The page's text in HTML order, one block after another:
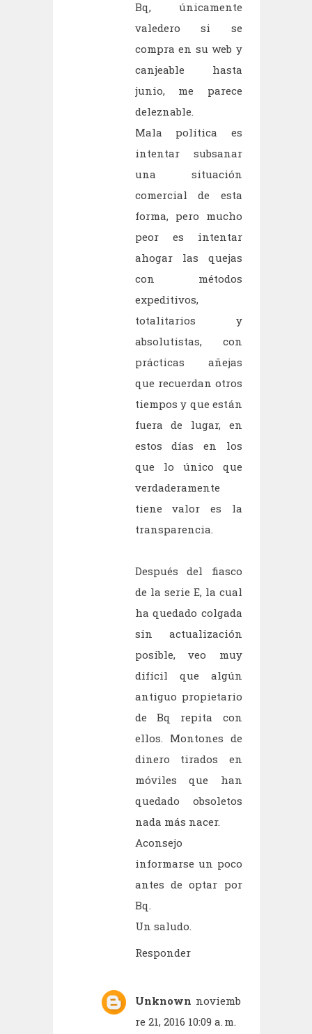
Bq, únicamente
valedero si se
compra en su web y
canjeable hasta
junio, me parece
deleznable.
Mala política es
intentar subsanar
una situación
comercial de esta
forma, pero mucho
peor es intentar
ahogar las quejas
con métodos
expeditivos,
totalitarios y
absolutistas, con
prácticas añejas
que recuerdan otros
tiempos y que están
fuera de lugar, en
estos días en los
que lo único que
verdaderamente
tiene valor es la
transparencia.
Después del fiasco
de la serie E, la cual
ha quedado colgada
sin actualización
posible, veo muy
difícil que algún
antiguo propietario
de Bq repita con
ellos. Montones de
dinero tirados en
móviles que han
quedado obsoletos
nada más nacer.
Aconsejo
informarse un poco
antes de optar por
Bq.
Un saludo.
Responder
Unknown noviemb
re 21, 2016 10:09 a. m.